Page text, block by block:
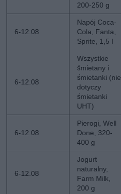
200-250 g
6-12.08
Napój Coca-
Cola, Fanta,
Sprite, 1,5 l
6-12.08
Wszystkie
śmietany i
śmietanki (nie
dotyczy
śmietanki
UHT)
6-12.08
Pierogi, Well
Done, 320-
400 g
6-12.08
Jogurt
naturalny,
Farm Milk,
200 g